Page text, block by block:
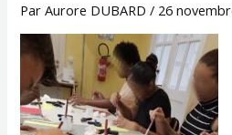
ParAurore DUBARD/ 26